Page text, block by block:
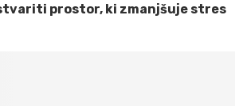
prostor, ki zmanjšuje stres